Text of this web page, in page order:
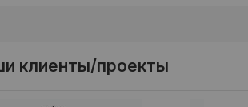
клиенты/проекты